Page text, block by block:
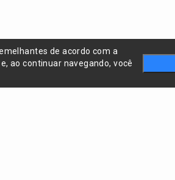
de acordo com a
e, ao continuar navegando, você